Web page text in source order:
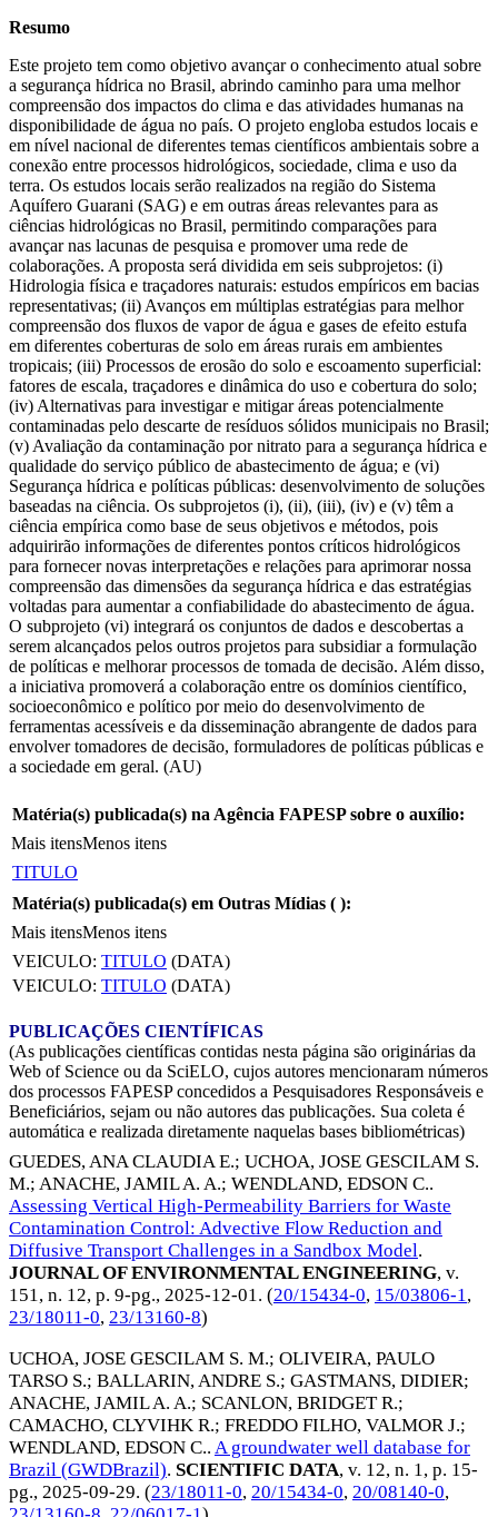
Resumo
Este projeto tem como objetivo avançar o conhecimento atual sobre
a segurança hídrica no Brasil, abrindo caminho para uma melhor
compreensão dos impactos do clima e das atividades humanas na
disponibilidade de água no país. O projeto engloba estudos locais e
em nível nacional de diferentes temas científicos ambientais sobre a
conexão entre processos hidrológicos, sociedade, clima e uso da
terra. Os estudos locais serão realizados na região do Sistema
Aquífero Guarani (SAG) e em outras áreas relevantes para as
ciências hidrológicas no Brasil, permitindo comparações para
avançar nas lacunas de pesquisa e promover uma rede de
colaborações. A proposta será dividida em seis subprojetos: (i)
Hidrologia física e traçadores naturais: estudos empíricos em bacias
representativas; (ii) Avanços em múltiplas estratégias para melhor
compreensão dos fluxos de vapor de água e gases de efeito estufa
em diferentes coberturas de solo em áreas rurais em ambientes
tropicais; (iii) Processos de erosão do solo e escoamento superficial:
fatores de escala, traçadores e dinâmica do uso e cobertura do solo;
(iv) Alternativas para investigar e mitigar áreas potencialmente
contaminadas pelo descarte de resíduos sólidos municipais no Brasil;
(v) Avaliação da contaminação por nitrato para a segurança hídrica e
qualidade do serviço público de abastecimento de água; e (vi)
Segurança hídrica e políticas públicas: desenvolvimento de soluções
baseadas na ciência. Os subprojetos (i), (ii), (iii), (iv) e (v) têm a
ciência empírica como base de seus objetivos e métodos, pois
adquirirão informações de diferentes pontos críticos hidrológicos
para fornecer novas interpretações e relações para aprimorar nossa
compreensão das dimensões da segurança hídrica e das estratégias
voltadas para aumentar a confiabilidade do abastecimento de água.
O subprojeto (vi) integrará os conjuntos de dados e descobertas a
serem alcançados pelos outros projetos para subsidiar a formulação
de políticas e melhorar processos de tomada de decisão. Além disso,
a iniciativa promoverá a colaboração entre os domínios científico,
socioeconômico e político por meio do desenvolvimento de
ferramentas acessíveis e da disseminação abrangente de dados para
envolver tomadores de decisão, formuladores de políticas públicas e
a sociedade em geral. (AU)
Matéria(s) publicada(s) na Agência FAPESP sobre o auxílio:
Mais itensMenos itens
TITULO
Matéria(s) publicada(s) em Outras Mídias ( ):
Mais itensMenos itens
VEICULO: TITULO (DATA)
VEICULO: TITULO (DATA)
PUBLICAÇÕES CIENTÍFICAS
(As publicações científicas contidas nesta página são originárias da
Web of Science ou da SciELO, cujos autores mencionaram números
dos processos FAPESP concedidos a Pesquisadores Responsáveis e
Beneficiários, sejam ou não autores das publicações. Sua coleta é
automática e realizada diretamente naquelas bases bibliométricas)
GUEDES, ANA CLAUDIA E.; UCHOA, JOSE GESCILAM S.
M.; ANACHE, JAMIL A. A.; WENDLAND, EDSON C..
Assessing Vertical High-Permeability Barriers for Waste
Contamination Control: Advective Flow Reduction and
Diffusive Transport Challenges in a Sandbox Model.
JOURNAL OF ENVIRONMENTAL ENGINEERING, v.
151, n. 12, p. 9-pg., 2025-12-01. (20/15434-0, 15/03806-1,
23/18011-0, 23/13160-8)
UCHOA, JOSE GESCILAM S. M.; OLIVEIRA, PAULO
TARSO S.; BALLARIN, ANDRE S.; GASTMANS, DIDIER;
ANACHE, JAMIL A. A.; SCANLON, BRIDGET R.;
CAMACHO, CLYVIHK R.; FREDDO FILHO, VALMOR J.;
WENDLAND, EDSON C.. A groundwater well database for
Brazil (GWDBrazil). SCIENTIFIC DATA, v. 12, n. 1, p. 15-
pg., 2025-09-29. (23/18011-0, 20/15434-0, 20/08140-0,